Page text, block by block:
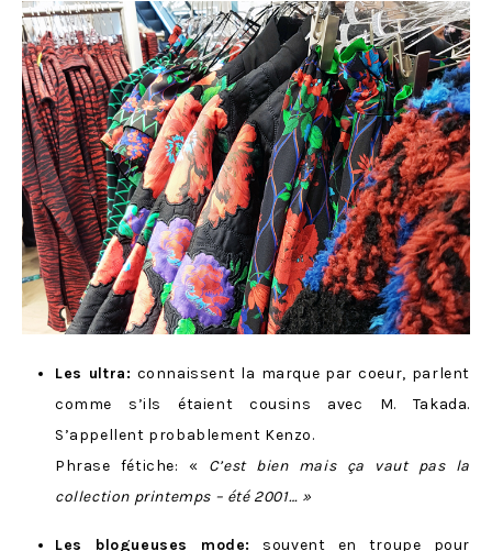
Les ultra: connaissent la marque par coeur, parlent
comme s’ils étaient cousins avec M. Takada.
S’appellent probablement Kenzo.
Phrase fétiche: « C’est bien mais ça vaut pas la
collection printemps – été 2001… »
Les blogueuses mode: souvent en troupe pour